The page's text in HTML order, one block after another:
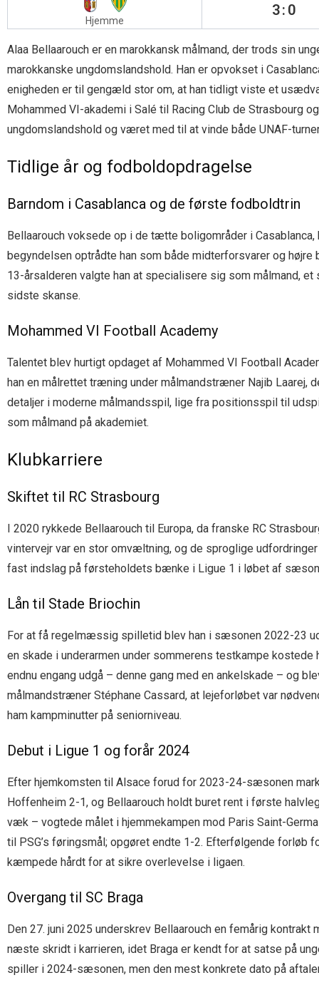
Hjemme
3:0
Alaa Bellaarouch er en marokkansk målmand, der trods sin
marokkanske ungdomslandshold. Han er opvokset i
enigheden er til gengæld stor om, at han tidligt viste et
Mohammed VI-akademi i Salé til Racing Club de Strasbourg
ungdomslandshold og været med til at vinde både UNAF-
Tidlige år og fodboldopdragelse
Barndom i Casablanca og de første fodboldtrin
Bellaarouch voksede op i de tætte boligområder i
begyndelsen optrådte han som både midterforsvarer og
13-årsalderen valgte han at specialisere sig som målmand,
sidste skanse.
Mohammed VI Football Academy
Talentet blev hurtigt opdaget af Mohammed VI Football
han en målrettet træning under målmandstræner Najib Laarej,
detaljer i moderne målmandsspil, lige fra positionsspil til
som målmand på akademiet.
Klubkarriere
Skiftet til RC Strasbourg
I 2020 rykkede Bellaarouch til Europa, da franske RC
vintervejr var en stor omvæltning, og de sproglige
fast indslag på førsteholdets bænke i Ligue 1 i løbet af
Lån til Stade Briochin
For at få regelmæssig spilletid blev han i sæsonen 2022-23
en skade i underarmen under sommerens testkampe
endnu engang udgå – denne gang med en ankelskade – og
målmandstræner Stéphane Cassard, at lejeforløbet var
ham kampminutter på seniorniveau.
Debut i Ligue 1 og forår 2024
Efter hjemkomsten til Alsace forud for 2023-24-sæsonen
Hoffenheim 2-1, og Bellaarouch holdt buret rent i første
væk – vogtede målet i hjemmekampen mod Paris Saint-
til PSG’s føringsmål; opgøret endte 1-2. Efterfølgende forløb
kæmpede hårdt for at sikre overlevelse i ligaen.
Overgang til SC Braga
Den 27. juni 2025 underskrev Bellaarouch en femårig
næste skridt i karrieren, idet Braga er kendt for at satse på
spiller i 2024-sæsonen, men den mest konkrete dato på